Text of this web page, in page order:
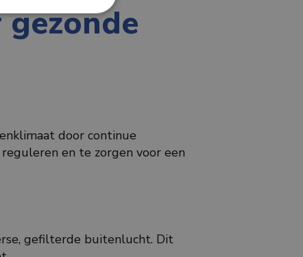
door continue
en te zorgen voor een
gefilterde buitenlucht. Dit